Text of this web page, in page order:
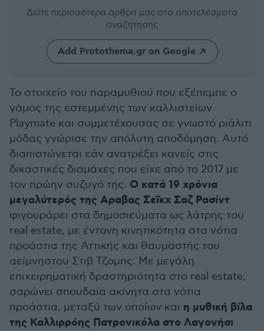
Δείτε περισσότερα άρθρα μας στα αποτελέσματα
αναζήτησης
Add Protothema.gr on Google
Το στοιχείο του παραμυθιού που εξέπεμπε ο
γάμος της εστεμμένης των καλλιστείων
Playmate και συμμετέχουσας σε γνωστό ριάλιτι
μόδας γνώρισε την απόλυτη αποδόμηση. Αυτό
διαπιστώνεται εάν ανατρέξει κανείς στις
δικαστικές διαμάχες που είχε από το 2017 με
τον πρώην συζυγό της. Ο κατά 19 χρόνια
μεγαλύτερός της Αραβας Σεΐκχ Σαζ Ρασίντ
φιγουράρει στα δημοσιεύματα ως λάτρης του
real estate, με έντονη κινητικότητα στα νότια
προάστια της Αττικής και θαυμαστής του
αείμνηστου Στιβ Τζομπς. Με μεγάλη
επιχειρηματική δραστηριότητα στο real estate,
σαρώνει σπουδαία ακίνητα στα νότια
προάστια, μεταξύ των οποίων και η μυθική βίλα
της Καλλιρρόης Πατρονικόλα στο Λαγονήσι